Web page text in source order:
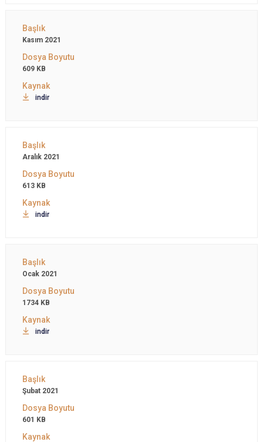
Kasım 2021
609 KB
indir
Aralık 2021
613 KB
indir
Ocak 2021
1734 KB
indir
Şubat 2021
601 KB